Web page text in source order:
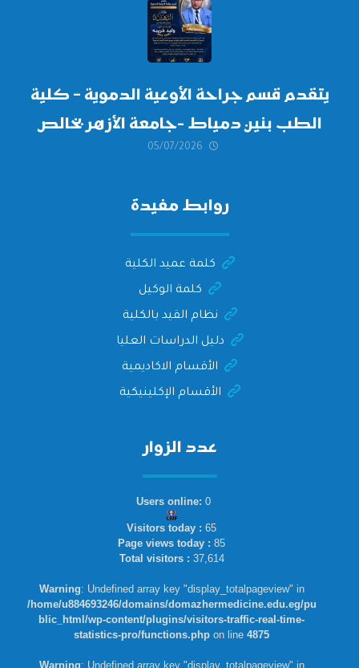
أكتوبر 2026،
يتقدم قسم جراحة الأوعية الدموية – كلية
الطب بنين دمياط -جامعة الأزهر بخالص
التهنئة وأصدق الأمنيات إلى الأستاذ
05/07/2026
روابط مفيدة
كلمة عميد الكلية
كلمة الوكيل
نظام القيد بالكلية
دليل الدراسات العليا
الأقسام الاكاديمية
الأقسام الإكلينيكية
عدد الزوار
Users online: 0
Visitors today : 65
Page views today : 85
Total visitors : 37,614
Warning: Undefined array key "display_totalpageview" in
/home/u884693246/domains/domazhermedicine.edu.eg/pu
blic_html/wp-content/plugins/visitors-traffic-real-time-
statistics-pro/functions.php on line 4875
Warning: Undefined array key "display_totalpageview" in